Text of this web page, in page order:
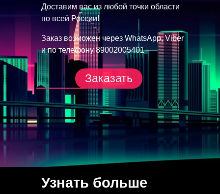
Заказ возможен через WhatsApp, Viber
и по телефону89002005401
Доставим вас из любой точки области
по всей России!
Заказать
Узнать больше